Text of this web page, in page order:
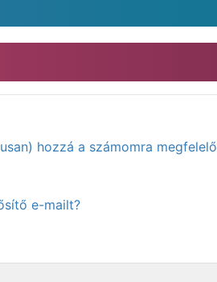
hozzá a számomra
e-mailt?